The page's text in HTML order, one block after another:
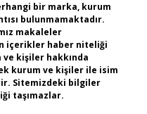
bir marka, kurum
bulunmamaktadır.
makaleler
içerikler haber niteliği
kişiler hakkında
kurum ve kişiler ile isim
Sitemizdeki bilgiler
taşımazlar.